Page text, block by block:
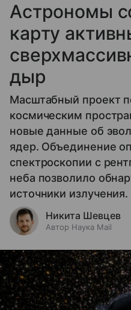
Астрономы
карту
дыр
Масштабный проект
космическим
новые данные об
ядер. Объединение
спектроскопии с
неба позволило
источники излучения.
Никита Шевцев
Автор Наука Mail